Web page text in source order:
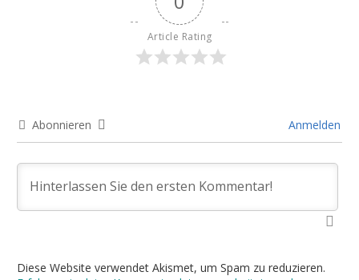
Article Rating
Abonnieren Anmelden
Diese Website verwendet Akismet, um Spam zu reduzieren.